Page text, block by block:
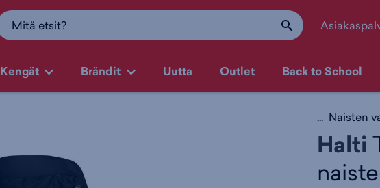
Kengät Brändit Uutta Outlet Back to School
... Naisten
Halti